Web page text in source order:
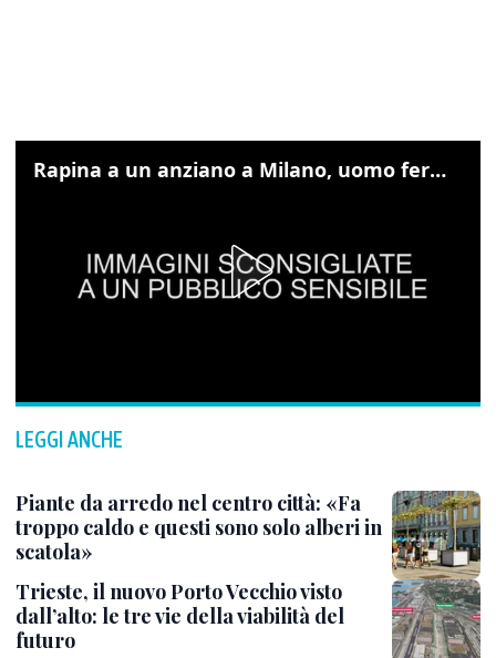
Rapina a un anziano a Milano, uomo fermato grazie alle foto sul cellulare
LEGGI ANCHE
Piante da arredo nel centro città: «Fa
troppo caldo e questi sono solo alberi in
scatola»
Trieste, il nuovo Porto Vecchio visto
dall’alto: le tre vie della viabilità del
futuro